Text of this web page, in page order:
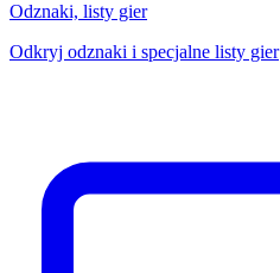
Odznaki, listy gier
Odkryj odznaki i specjalne listy gier